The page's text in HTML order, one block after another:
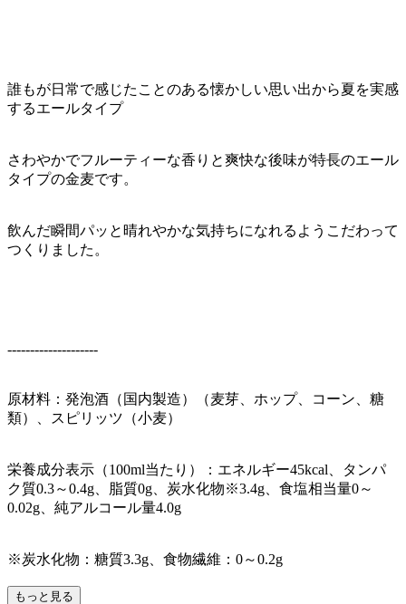
誰もが日常で感じたことのある懐かしい思い出から夏を実感
するエールタイプ
さわやかでフルーティーな香りと爽快な後味が特長のエール
タイプの金麦です。
飲んだ瞬間パッと晴れやかな気持ちになれるようこだわって
つくりました。
--------------------
原材料：発泡酒（国内製造）（麦芽、ホップ、コーン、糖
類）、スピリッツ（小麦）
栄養成分表示（100ml当たり）：エネルギー45kcal、タンパ
ク質0.3～0.4g、脂質0g、炭水化物※3.4g、食塩相当量0～
0.02g、純アルコール量4.0g
※炭水化物：糖質3.3g、食物繊維：0～0.2g
もっと見る